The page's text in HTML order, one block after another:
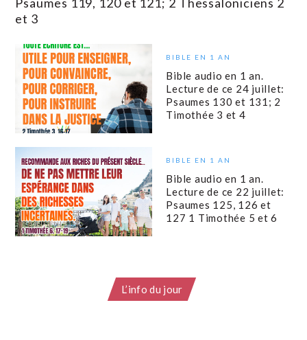
et 3
BIBLE EN 1 AN
Bible audio en 1 an.
Lecture de ce 24 juillet:
Psaumes 130 et 131; 2
Timothée 3 et 4
BIBLE EN 1 AN
Bible audio en 1 an.
Lecture de ce 22 juillet:
Psaumes 125, 126 et
127 1 Timothée 5 et 6
L’info du jour